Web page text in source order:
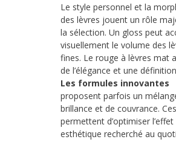
Le style personnel et la
des lèvres jouent un rôle
la sélection. Un gloss peut
visuellement le volume des
fines. Le rouge à lèvres mat
de l’élégance et une
Les formules innovantes
proposent parfois un
brillance et de couvrance.
permettent d’optimiser l’effet
esthétique recherché au